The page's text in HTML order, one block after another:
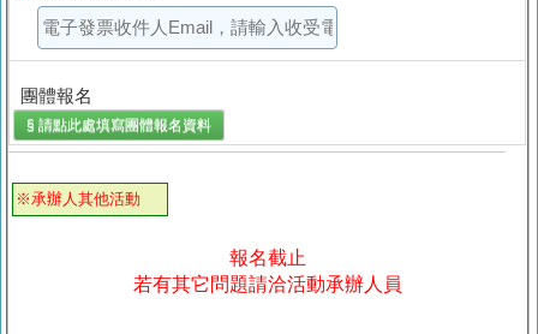
團體報名
§ 請點此處填寫團體報名 資料
※承辦人其他活動
報名截止
若有其它問題請洽活動承辦人員